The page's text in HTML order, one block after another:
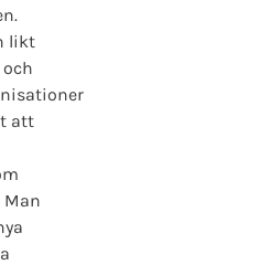
likt
att
Man